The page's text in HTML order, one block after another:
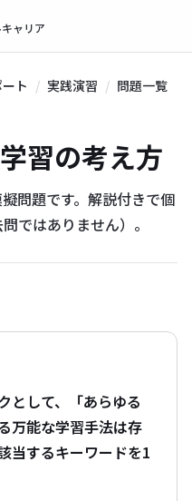
キャリア
ト 実践演習
問題一覧
習の考え方
問題です。解説付きで個
ではありません）。
として、「あらゆる
万能な学習手法は存
当するキーワードを1